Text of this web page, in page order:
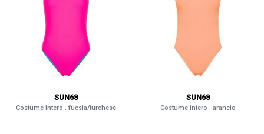
SUN68
Costume intero . fucsia/turchese
SUN68
Costume intero . arancio